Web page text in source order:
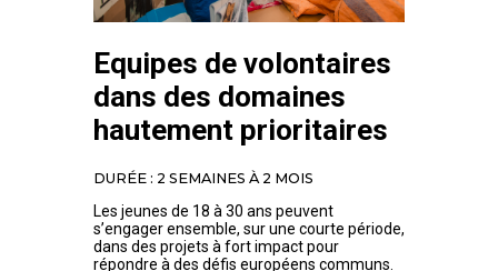
Equipes de volontaires
dans des domaines
hautement prioritaires
DURÉE : 2 SEMAINES À 2 MOIS
Les jeunes de 18 à 30 ans peuvent
s’engager ensemble, sur une courte période,
dans des projets à fort impact pour
répondre à des défis européens communs.